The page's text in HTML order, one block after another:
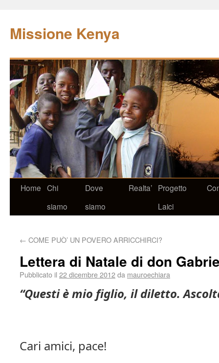
Missione Kenya
Home Chi
siamo
Dove
siamo
Realta’ Progetto
Laici
← COME PUÒ’ UN POVERO ARRICCHIRCI?
Lettera di Natale di don
Pubblicato il 22 dicembre 2012da mauroechiara
“Questiè mio figlio, il diletto.
Cari amici, pace!